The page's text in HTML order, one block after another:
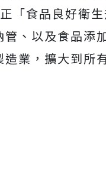
「食品良好衛
、以及食品添
業，擴大到所